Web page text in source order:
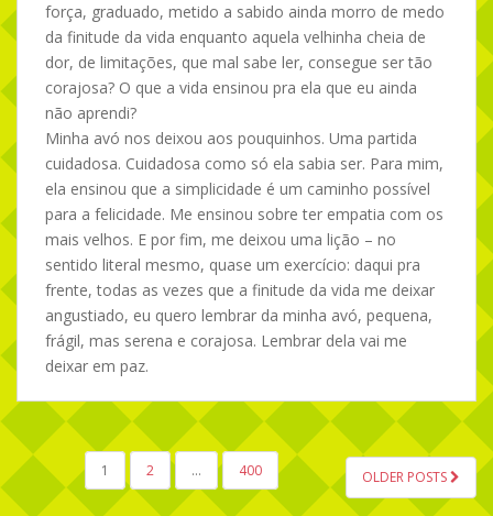
força, graduado, metido a sabido ainda morro de medo
da finitude da vida enquanto aquela velhinha cheia de
dor, de limitações, que mal sabe ler, consegue ser tão
corajosa? O que a vida ensinou pra ela que eu ainda
não aprendi?
Minha avó nos deixou aos pouquinhos. Uma partida
cuidadosa. Cuidadosa como só ela sabia ser. Para mim,
ela ensinou que a simplicidade é um caminho possível
para a felicidade. Me ensinou sobre ter empatia com os
mais velhos. E por fim, me deixou uma lição – no
sentido literal mesmo, quase um exercício: daqui pra
frente, todas as vezes que a finitude da vida me deixar
angustiado, eu quero lembrar da minha avó, pequena,
frágil, mas serena e corajosa. Lembrar dela vai me
deixar em paz.
NAVEGAÇÃO POR POSTS
1 2 … 400 OLDER POSTS